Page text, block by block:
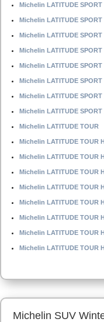
Michelin LATITUDE SPORT
Michelin LATITUDE SPORT
Michelin LATITUDE SPORT
Michelin LATITUDE SPORT
Michelin LATITUDE SPORT
Michelin LATITUDE SPORT
Michelin LATITUDE SPORT
Michelin LATITUDE SPORT
Michelin LATITUDE TOUR
Michelin LATITUDE TOUR
Michelin LATITUDE TOUR
Michelin LATITUDE TOUR
Michelin LATITUDE TOUR
Michelin LATITUDE TOUR
Michelin LATITUDE TOUR
Michelin LATITUDE TOUR
Michelin LATITUDE TOUR
Michelin SUV